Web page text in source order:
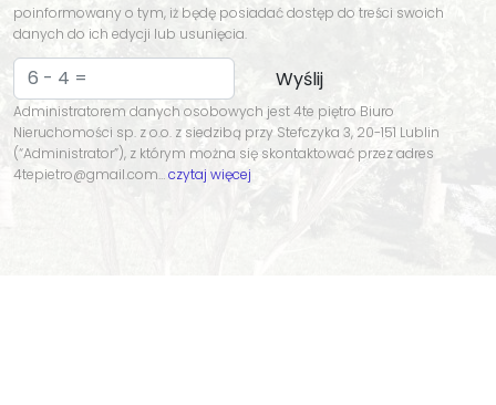
poinformowany o tym, iż będę posiadać dostęp do treści swoich
danych do ich edycji lub usunięcia.
Administratorem danych osobowych jest 4te piętro Biuro
Nieruchomości sp. z o.o. z siedzibą przy Stefczyka 3, 20-151 Lublin
(“Administrator”), z którym można się skontaktować przez adres
4tepietro@gmail.com…czytaj więcej